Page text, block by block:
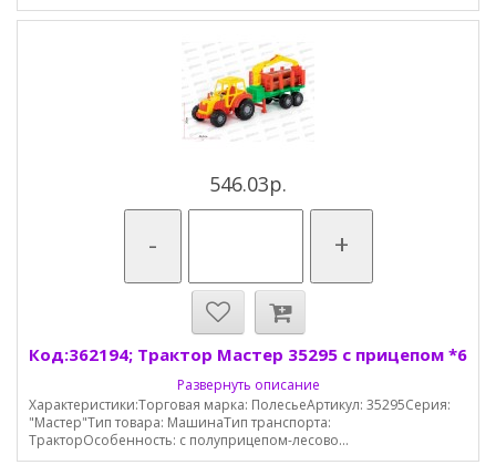
546.03р.
- +
Код:362194; Трактор Мастер 35295 с прицепом *6
Развернуть описание
Характеристики:Торговая марка: ПолесьеАртикул: 35295Серия:
"Мастер"Тип товара: МашинаТип транспорта:
ТракторОсобенность: с полуприцепом-лесово...